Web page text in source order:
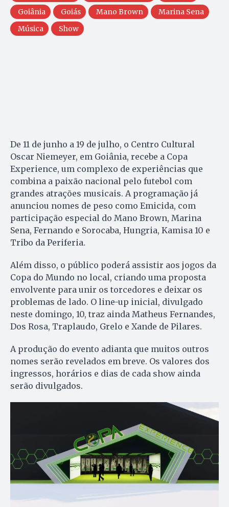
Goiânia
Goiás Mano Brown
Marina Sena
Música
Show
De 11 de junho a 19 de julho, o Centro Cultural
Oscar Niemeyer, em Goiânia, recebe a Copa
Experience, um complexo de experiências que
combina a paixão nacional pelo futebol com
grandes atrações musicais. A programação já
anunciou nomes de peso como Emicida, com
participação especial do Mano Brown, Marina
Sena, Fernando e Sorocaba, Hungria, Kamisa 10 e
Tribo da Periferia.
Além disso, o público poderá assistir aos jogos da
Copa do Mundo no local, criando uma proposta
envolvente para unir os torcedores e deixar os
problemas de lado. O line-up inicial, divulgado
neste domingo, 10, traz ainda Matheus Fernandes,
Dos Rosa, Traplaudo, Grelo e Xande de Pilares.
A produção do evento adianta que muitos outros
nomes serão revelados em breve. Os valores dos
ingressos, horários e dias de cada show ainda
serão divulgados.